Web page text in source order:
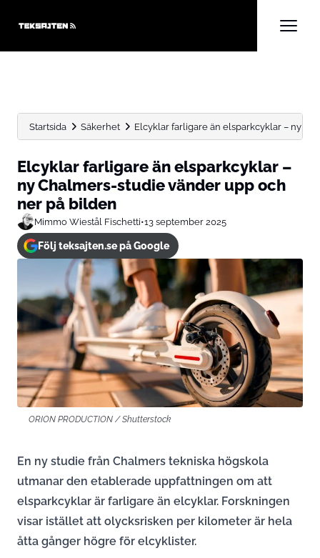
Startsida Säkerhet Elcyklar farligare än elsparkcyklar – ny
Elcyklar farligare än elsparkcyklar –
ny Chalmers-studie vänder upp och
ner på bilden
Mimmo Wiestål Fischetti•13 september 2025
Följ teksajten.se på Google
ORION PRODUCTION / Shutterstock
En ny studie från Chalmers tekniska högskola
utmanar den etablerade uppfattningen om att
elsparkcyklar är farligare än elcyklar. Forskningen
visar istället att olycksrisken per kilometer är hela
åtta gånger högre för elcyklister.